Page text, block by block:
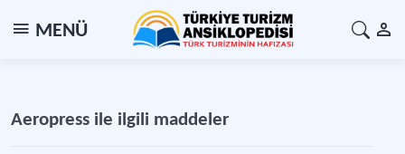
MENÜ
Aeropress ile ilgili maddeler